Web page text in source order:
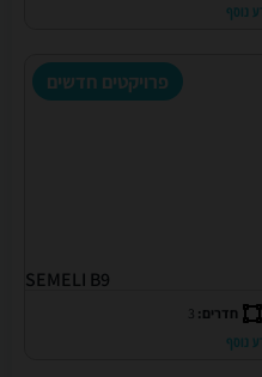
נוסף
פרויקטים חדשים
SEMELI B9
חדרים: 3
נוסף